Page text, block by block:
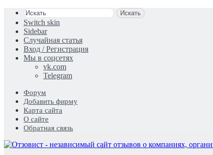
Искать
Switch skin
Sidebar
Случайная статья
Вход / Регистрация
Мы в соцсетях
vk.com
Telegram
Форум
Добавить фирму
Карта сайта
О сайте
Обратная связь